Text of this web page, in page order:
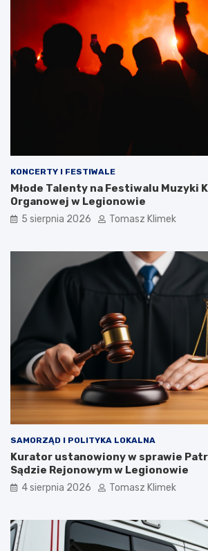
KONCERTY I FESTIWALE
Młode Talenty na Festiwalu Muzyki
Organowej w Legionowie
5 sierpnia 2026 Tomasz Klimek
SAMORZĄD I POLITYKA LOKALNA
Kurator ustanowiony w sprawie
Sądzie Rejonowym w Legionowie
4 sierpnia 2026 Tomasz Klimek